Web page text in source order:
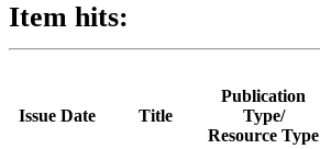
Item hits:
Issue Date Title
Publication
Type/
Resource Type